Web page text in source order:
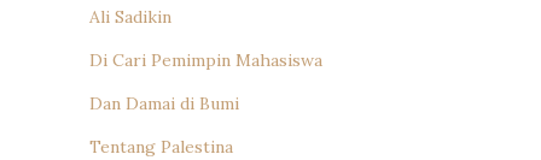
Ali Sadikin
Di Cari Pemimpin Mahasiswa
Dan Damai di Bumi
Tentang Palestina